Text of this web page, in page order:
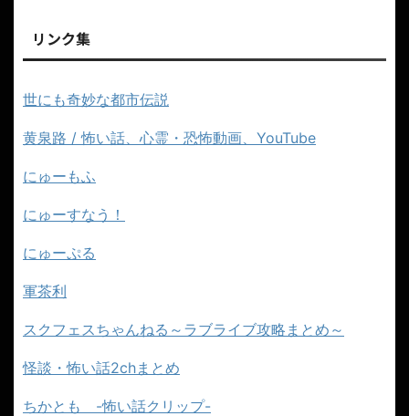
リンク集
世にも奇妙な都市伝説
黄泉路 / 怖い話、心霊・恐怖動画、YouTube
にゅーもふ
にゅーすなう！
にゅーぷる
軍茶利
スクフェスちゃんねる～ラブライブ攻略まとめ～
怪談・怖い話2chまとめ
ちかとも -怖い話クリップ-